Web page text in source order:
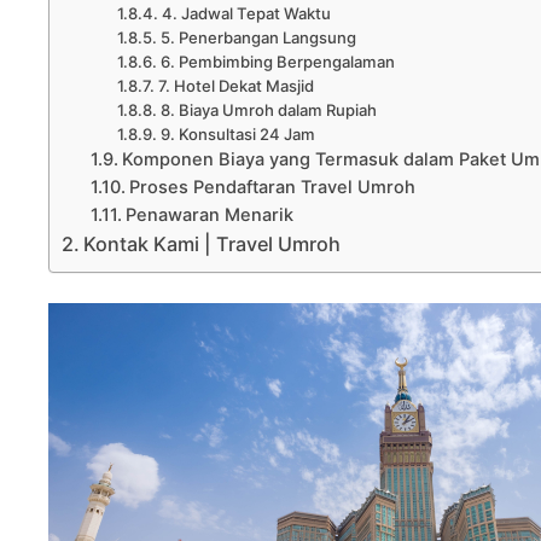
4. Jadwal Tepat Waktu
5. Penerbangan Langsung
6. Pembimbing Berpengalaman
7. Hotel Dekat Masjid
8. Biaya Umroh dalam Rupiah
9. Konsultasi 24 Jam
Komponen Biaya yang Termasuk dalam Paket
Proses Pendaftaran Travel Umroh
Penawaran Menarik
Kontak Kami | Travel Umroh